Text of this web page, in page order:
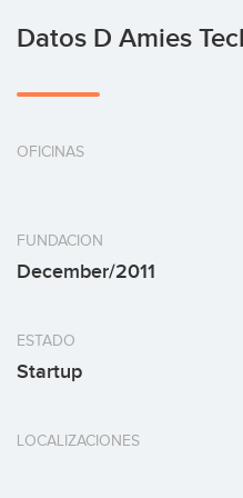
Datos D Amies
OFICINAS
FUNDACION
December/2011
ESTADO
Startup
LOCALIZACIONES